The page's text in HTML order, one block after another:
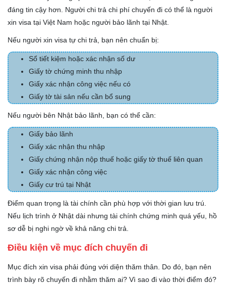
đáng tin cậy hơn. Người chi trả chi phí chuyến đi có thể là người
xin visa tại Việt Nam hoặc người bảo lãnh tại Nhật.
Nếu người xin visa tự chi trả, bạn nên chuẩn bị:
Sổ tiết kiệm hoặc xác nhận số dư
Giấy tờ chứng minh thu nhập
Giấy xác nhận công việc nếu có
Giấy tờ tài sản nếu cần bổ sung
Nếu người bên Nhật bảo lãnh, bạn có thể cần:
Giấy bảo lãnh
Giấy xác nhận thu nhập
Giấy chứng nhận nộp thuế hoặc giấy tờ thuế liên quan
Giấy xác nhận công việc
Giấy cư trú tại Nhật
Điểm quan trọng là tài chính cần phù hợp với thời gian lưu trú.
Nếu lịch trình ở Nhật dài nhưng tài chính chứng minh quá yếu, hồ
sơ dễ bị nghi ngờ về khả năng chi trả.
Điều kiện về mục đích chuyến đi
Mục đích xin visa phải đúng với diện thăm thân. Do đó, bạn nên
trình bày rõ chuyến đi nhằm thăm ai? Vì sao đi vào thời điểm đó?